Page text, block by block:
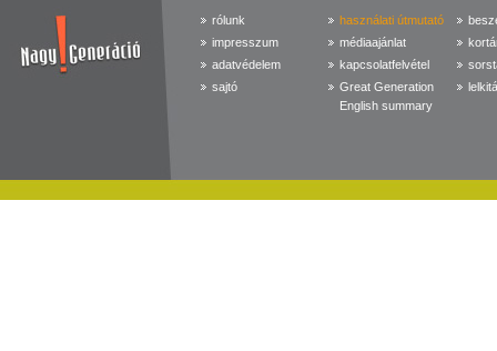
rólunk
impresszum
adatvédelem
sajtó
használati útmutató
médiaajánlat
kapcsolatfelvétel
Great Generation
English summary